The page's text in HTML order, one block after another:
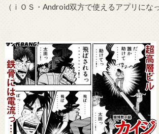
（ｉＯＳ・Android双方で使えるアプリにな